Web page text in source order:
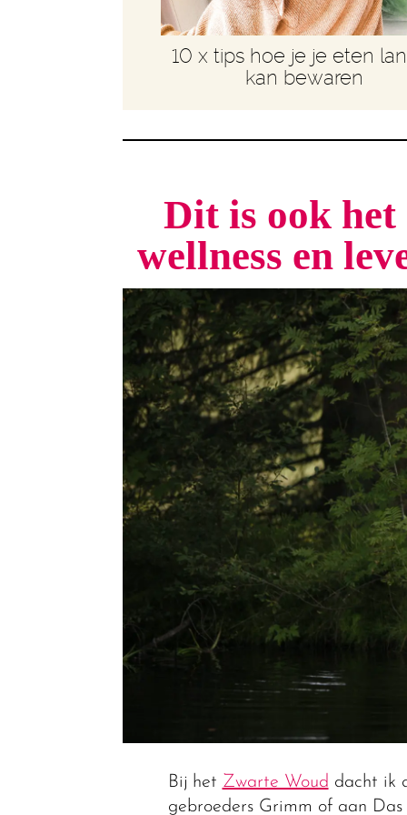
10 x tips hoe je je eten
kan bewaren
Dit is ook
wellness en
Bij het Zwarte Woud dacht ik
gebroeders Grimm of aan